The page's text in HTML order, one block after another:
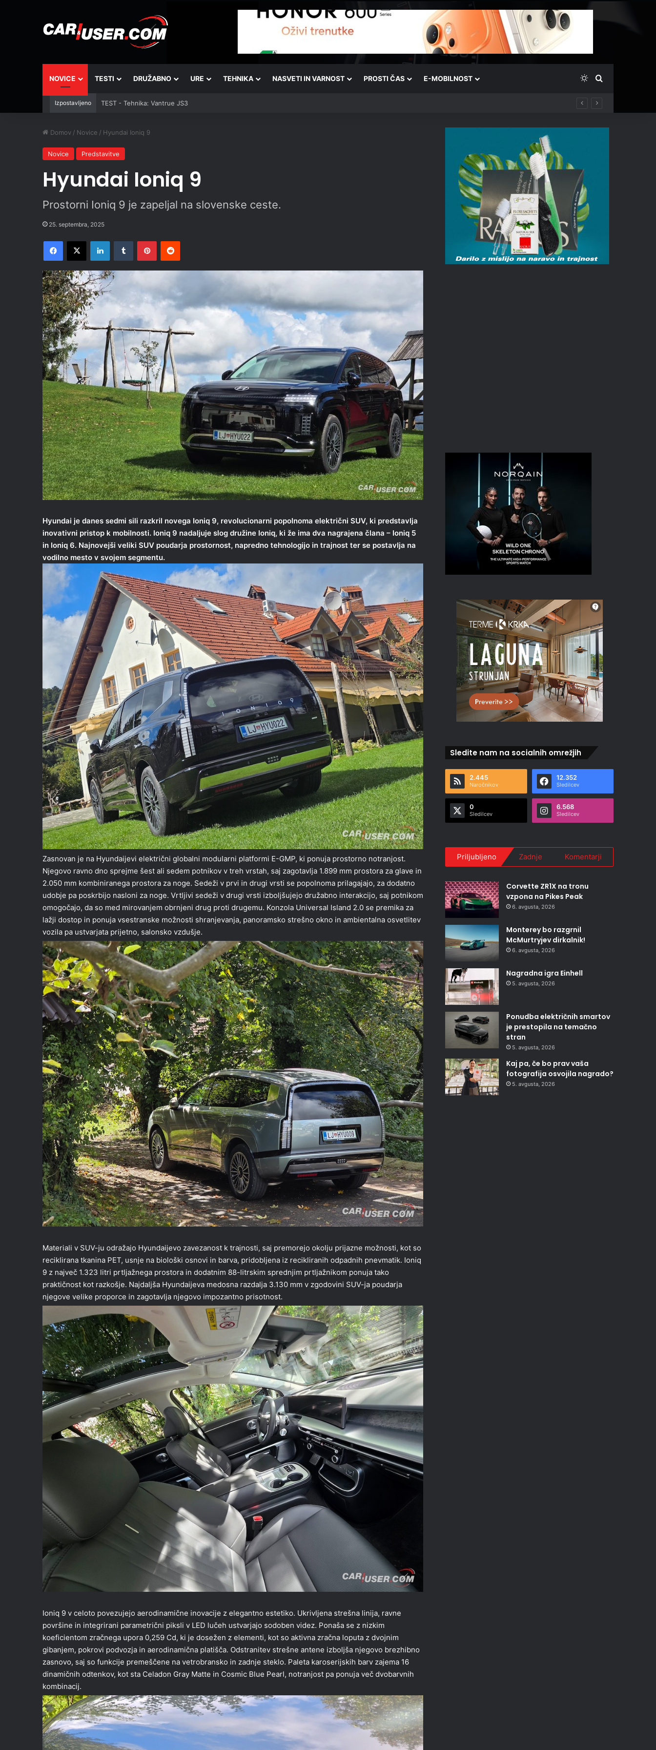
NOVICE TESTI DRUŽABNO URE TEHNIKA NASVETI IN VARNOST PROSTI ČAS E-MOBILNOST Switch skin
Išči
Izpostavljeno TEST - Tehnika: Vantrue JS3
Domov / Novice / Hyundai Ioniq 9
Novice Predstavitve
Hyundai Ioniq 9
Prostorni Ioniq 9 je zapeljal na slovenske ceste.
25. septembra, 2025
Facebook
X LinkedInTumblr PinterestReddit
Hyundai je danes sedmi sili razkril novega Ioniq 9, revolucionarni popolnoma električni SUV, ki predstavlja
inovativni pristop k mobilnosti. Ioniq 9 nadaljuje slog družine Ioniq, ki že ima dva nagrajena člana – Ioniq 5
in Ioniq 6. Najnovejši veliki SUV poudarja prostornost, napredno tehnologijo in trajnost ter se postavlja na
vodilno mesto v svojem segmentu.
Zasnovan je na Hyundaijevi električni globalni modularni platformi E-GMP, ki ponuja prostorno notranjost.
Njegovo ravno dno sprejme šest ali sedem potnikov v treh vrstah, saj zagotavlja 1.899 mm prostora za glave in
2.050 mm kombiniranega prostora za noge. Sedeži v prvi in drugi vrsti se popolnoma prilagajajo, za dodatno
udobje pa poskrbijo nasloni za noge. Vrtljivi sedeži v drugi vrsti izboljšujejo družabno interakcijo, saj potnikom
omogočajo, da so med mirovanjem obrnjeni drug proti drugemu. Konzola Universal Island 2.0 se premika za
lažji dostop in ponuja vsestranske možnosti shranjevanja, panoramsko strešno okno in ambientalna osvetlitev
vozila pa ustvarjata prijetno, salonsko vzdušje.
Materiali v SUV-ju odražajo Hyundaijevo zavezanost k trajnosti, saj premorejo okolju prijazne možnosti, kot so
reciklirana tkanina PET, usnje na biološki osnovi in barva, pridobljena iz recikliranih odpadnih pnevmatik. Ioniq
9 z največ 1.323 litri prtljažnega prostora in dodatnim 88-litrskim sprednjim prtljažnikom ponuja tako
praktičnost kot razkošje. Najdaljša Hyundaijeva medosna razdalja 3.130 mm v zgodovini SUV-ja poudarja
njegove velike proporce in zagotavlja njegovo impozantno prisotnost.
Ioniq 9 v celoto povezujejo aerodinamične inovacije z elegantno estetiko. Ukrivljena strešna linija, ravne
površine in integrirani parametrični piksli v LED lučeh ustvarjajo sodoben videz. Ponaša se z nizkim
koeficientom zračnega upora 0,259 Cd, ki je dosežen z elementi, kot so aktivna zračna loputa z dvojnim
gibanjem, pokrovi podvozja in aerodinamična platišča. Odstranitev strešne antene izboljša njegovo brezhibno
zasnovo, saj so funkcije premeščene na vetrobransko in zadnje steklo. Paleta karoserijskih barv zajema 16
dinamičnih odtenkov, kot sta Celadon Gray Matte in Cosmic Blue Pearl, notranjost pa ponuja več dvobarvnih
kombinacij.
Sledite nam na socialnih omrežjih
2.445
Naročnikov
12.352
Sledilcev
0
Sledilcev
6.568
Sledilcev
Priljubljeno Zadnje Komentarji
Corvette ZR1X na tronu
vzpona na Pikes Peak
6. avgusta, 2026
Monterey bo razgrnil
McMurtryjev dirkalnik!
6. avgusta, 2026
Nagradna igra Einhell
5. avgusta, 2026
Ponudba električnih smartov
je prestopila na temačno
stran
5. avgusta, 2026
Kaj pa, če bo prav vaša
fotografija osvojila nagrado?
5. avgusta, 2026